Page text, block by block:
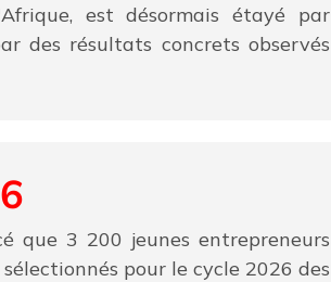
est désormais étayé par
des résultats concrets observés
que 3 200 jeunes entrepreneurs
pour le cycle 2026 des